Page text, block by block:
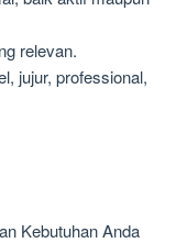
relevan.
jujur, professional,
Kebutuhan Anda